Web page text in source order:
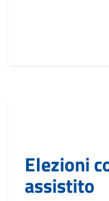
Elezioni
assistito